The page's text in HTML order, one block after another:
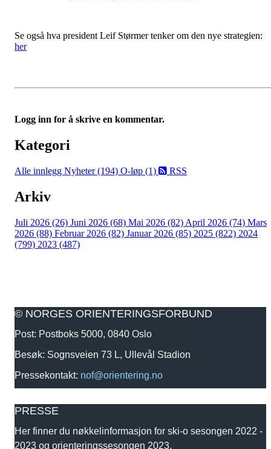
Se også hva president Leif Størmer tenker om den nye strategien:
her
Logg inn for å skrive en kommentar.
Kategori
Alle innlegg Nyheter (194) O-løp (1) RSS
Arkiv
Juli 2026 (26) Juni 2026 (68) Mai 2026 (82) April 2026 (74) Mars
2026 (88) Februar 2026 (82) Januar 2026 (85) 2025 (822) 2024
(799) 2023 (487)
© NORGES ORIENTERINGSFORBUND
Post: Postboks 5000, 0840 Oslo
Besøk: Sognsveien 73 L, Ullevål Stadion
Pressekontakt: nof@orientering.no
PRESSE
Her finner du nøkkelinformasjon for ski-o sesongen 2022 -
2023 og orienteringssesongen 2023.